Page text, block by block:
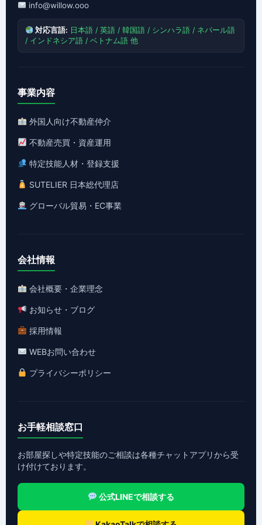
info@willow.ooo
対応言語: 日本語 / 英語 / 韓国語 / シンハラ語 / ネパール語
/ インドネシア語 / ベトナム語 他
事業内容
外国人向け不動産仲介
不動産売買・資産運用
特定技能人材・登録支援
SUTELIER 日本総代理店
グローバル貿易・EC事業
会社情報
会社概要・企業理念
お知らせ・ブログ
採用情報
WEBお問い合わせ
プライバシーポリシー
お手軽相談窓口
お部屋探しや特定技能のご相談は各種チャットアプリから受
け付けております。
公式LINEで相談する